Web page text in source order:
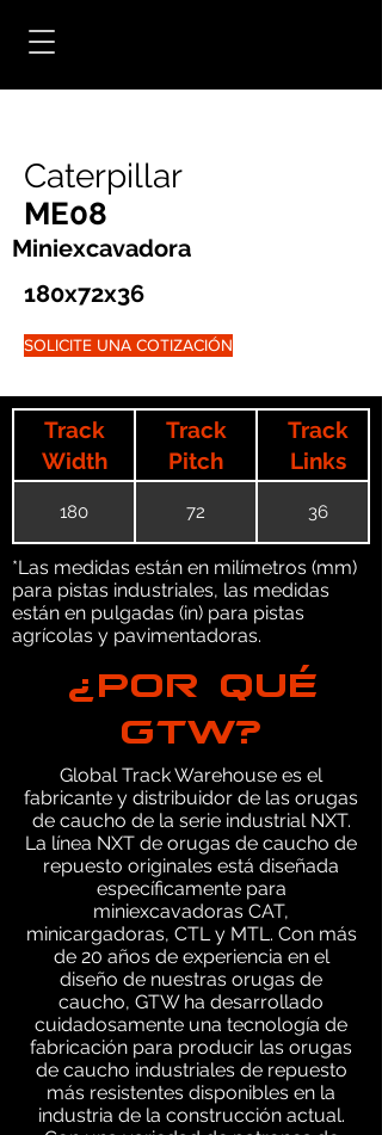
Caterpillar
ME08
Miniexcavadora
180x72x36
SOLICITE UNA COTIZACIÓN
Track
Width
Track
Pitch
Track
Links
180 72 36
*Las medidas están en milímetros (mm)
para pistas industriales, las medidas
están en pulgadas (in) para pistas
agrícolas y pavimentadoras.
¿POR QUÉ
GTW?
Global Track Warehouse es el
fabricante y distribuidor de las orugas
de caucho de la serie industrial NXT.
La línea NXT de orugas de caucho de
repuesto originales está diseñada
específicamente para
miniexcavadoras CAT,
minicargadoras, CTL y MTL. Con más
de 20 años de experiencia en el
diseño de nuestras orugas de
caucho, GTW ha desarrollado
cuidadosamente una tecnología de
fabricación para producir las orugas
de caucho industriales de repuesto
más resistentes disponibles en la
industria de la construcción actual.